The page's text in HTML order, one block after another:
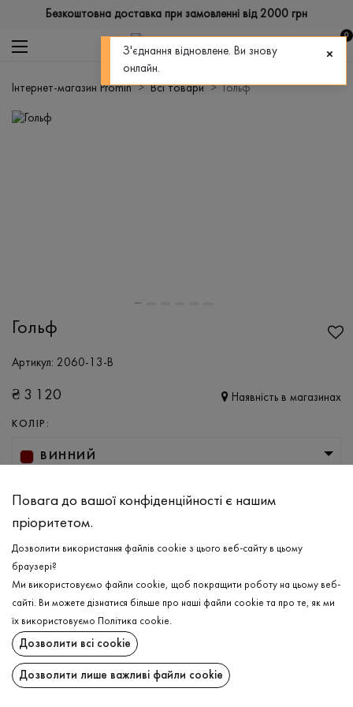
Безкоштовна доставка при замовленні від 2000 грн
0
Інтернет-магазин Promin Всі товари Гольф
Гольф
Артикул: 2060-13-B
₴ 3 120 Наявність в магазинах
КОЛІР:
ВИННИЙ
XL
ОБЕРІТЬ РОЗМІР
Гольф
ДОДАТИ ДО КОШИКА
ОПИС
Повага до вашої конфіденційності є нашим
пріоритетом.
Дозволити використання файлів cookie з цього веб-сайту в цьому
браузері?
Ми використовуємо файли cookie, щоб покращити роботу на цьому веб-
сайті. Ви можете дізнатися більше про наші файли cookie та про те, як ми
їх використовуємо
Політика cookie.
Дозволити всі cookie
Дозволити лише важливі файли cookie
З'єднання відновлене. Ви знову
онлайн.